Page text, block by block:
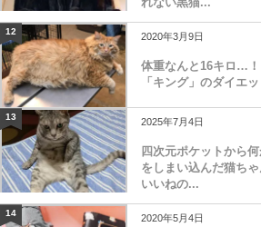
12 2020年3月9日
体重なんと16キロ…
「キング」のダイエ
13 2025年7月4日
四次元ポケットから
をしまい込んだ猫ち
いいねの...
14 2020年5月4日